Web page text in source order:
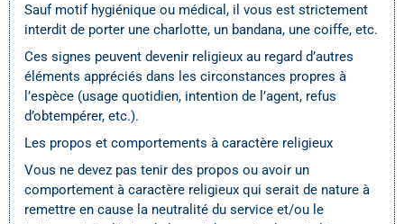
Sauf motif hygiénique ou médical, il vous est strictement
interdit de porter une charlotte, un bandana, une coiffe, etc.
Ces signes peuvent devenir religieux au regard d’autres
éléments appréciés dans les circonstances propres à
l’espèce (usage quotidien, intention de l’agent, refus
d’obtempérer, etc.).
Les propos et comportements à caractère religieux
Vous ne devez pas tenir des propos ou avoir un
comportement à caractère religieux qui serait de nature à
remettre en cause la neutralité du service et/ou le